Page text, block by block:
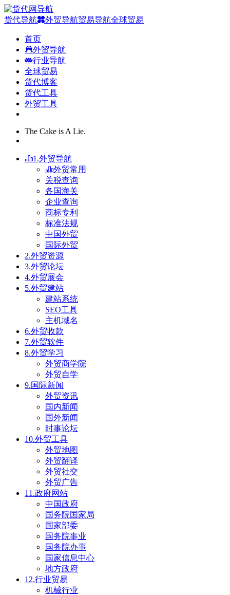
货代导航 外贸导航贸易导航全球贸易
首页
外贸导航
行业导航
全球贸易
货代博客
货代工具
外贸工具
The Cake is A Lie.
1.外贸导航
外贸常用
关税查询
各国海关
企业查询
商标专利
标准法规
中国外贸
国际外贸
2.外贸资源
3.外贸论坛
4.外贸展会
5.外贸建站
建站系统
SEO工具
主机域名
6.外贸收款
7.外贸软件
8.外贸学习
外贸商学院
外贸自学
9.国际新闻
外贸资讯
国内新闻
国外新闻
时事论坛
10.外贸工具
外贸地图
外贸翻译
外贸社交
外贸广告
11.政府网站
中国政府
国务院国家局
国家部委
国务院事业
国务院办事
国家信息中心
地方政府
12.行业贸易
机械行业